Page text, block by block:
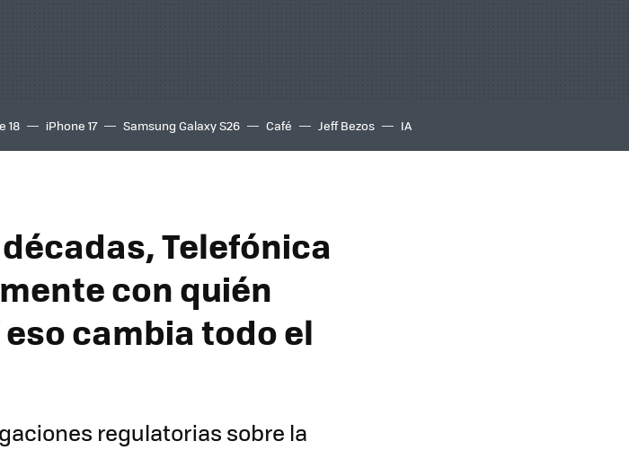
18 iPhone 17 Samsung Galaxy S26 Café Jeff Bezos IA
Telefónica
con quién
cambia todo el
regulatorias sobre la